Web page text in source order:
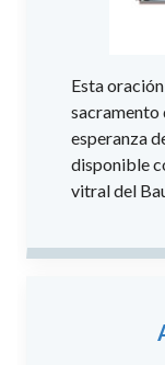
Esta
sacramento
esperanza
disponible
vitral del